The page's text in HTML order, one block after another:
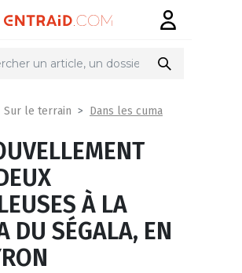
Sur le terrain Dans les cuma
À LA
DU SÉGALA, EN